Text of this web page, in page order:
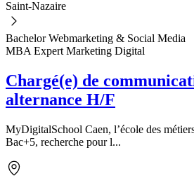
Saint-Nazaire
Bachelor Webmarketing & Social Media
MBA Expert Marketing Digital
Chargé(e) de
alternance H/F
MyDigitalSchool Caen, l’école des
Bac+5, recherche pour l...